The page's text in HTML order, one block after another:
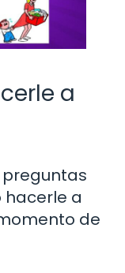
a
preguntas
hacerle a
de